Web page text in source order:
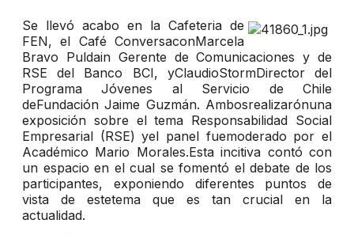
Se llevó acabo en la Cafeteria de
FEN, el Café ConversaconMarcela
Bravo Puldain Gerente de Comunicaciones y de
RSE del Banco BCI, yClaudioStormDirector del
Programa Jóvenes al Servicio de Chile
deFundación Jaime Guzmán. Ambosrealizarónuna
exposición sobre el tema Responsabilidad Social
Empresarial (RSE) yel panel fuemoderado por el
Académico Mario Morales.Esta incitiva contó con
un espacio en el cual se fomentó el debate de los
participantes, exponiendo diferentes puntos de
vista de estetema que es tan crucial en la
actualidad.